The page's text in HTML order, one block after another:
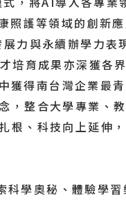
護等領域的創新
力與永續辦學力表
培育成果亦深獲各
獲得南台灣企業最
，整合大學專業、
根、科技向上延伸
學奧秘、體驗學習